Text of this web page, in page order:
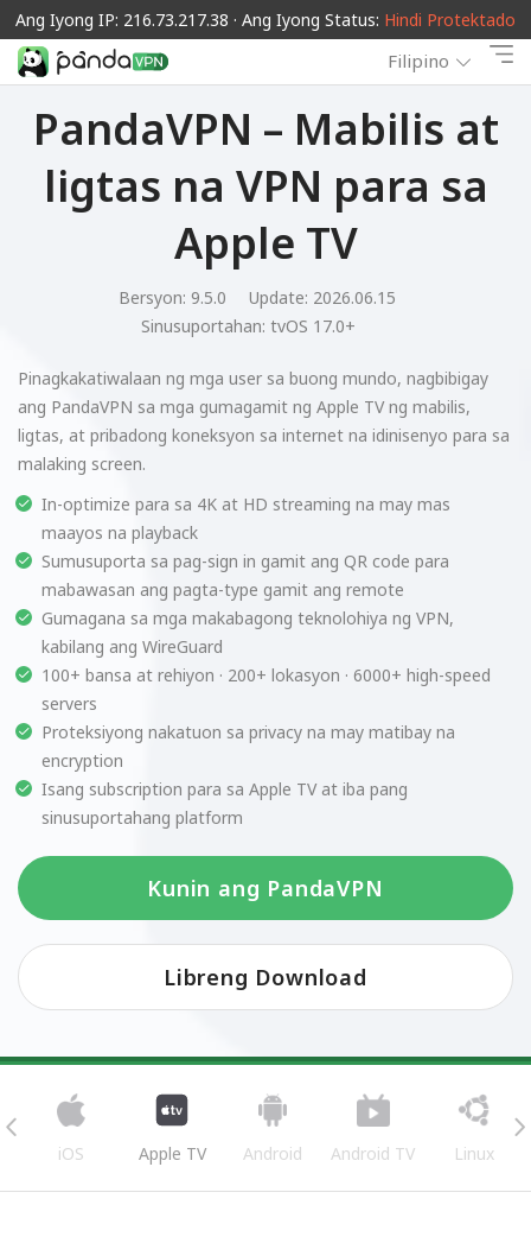
Ang Iyong IP: 216.73.217.38 · Ang Iyong Status: Hindi Protektado
Filipino
PandaVPN – Mabilis at
ligtas na VPN para sa
Apple TV
Bersyon: 9.5.0
Update: 2026.06.15
Sinusuportahan: tvOS 17.0+
Pinagkakatiwalaan ng mga user sa buong mundo, nagbibigay
ang PandaVPN sa mga gumagamit ng Apple TV ng mabilis,
ligtas, at pribadong koneksyon sa internet na idinisenyo para sa
malaking screen.
In-optimize para sa 4K at HD streaming na may mas
maayos na playback
Sumusuporta sa pag-sign in gamit ang QR code para
mabawasan ang pagta-type gamit ang remote
Gumagana sa mga makabagong teknolohiya ng VPN,
kabilang ang WireGuard
100+ bansa at rehiyon · 200+ lokasyon · 6000+ high-speed
servers
Proteksiyong nakatuon sa privacy na may matibay na
encryption
Isang subscription para sa Apple TV at iba pang
sinusuportahang platform
Kunin ang PandaVPN
Libreng Download
iOS Apple TV Android Android TV Linux